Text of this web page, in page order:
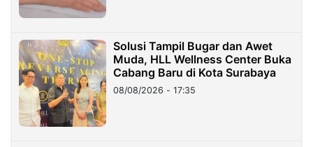
Solusi Tampil Bugar dan Awet
Muda, HLL Wellness Center Buka
Cabang Baru di Kota Surabaya
08/08/2026 - 17:35